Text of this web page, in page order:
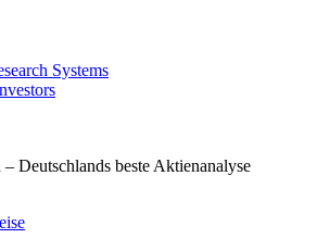
Systems
Deutschlands beste Aktienanalyse